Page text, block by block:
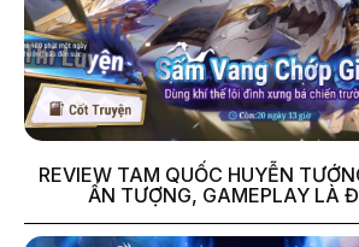
REVIEW TAM QUỐC HUYỄN
ẤN TƯỢNG, GAMEPLAY LÀ